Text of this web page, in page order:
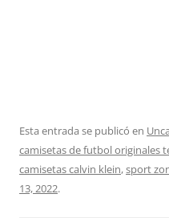
Esta entrada se publicó en
camisetas de futbol originales
camisetas calvin klein,sport
13, 2022.